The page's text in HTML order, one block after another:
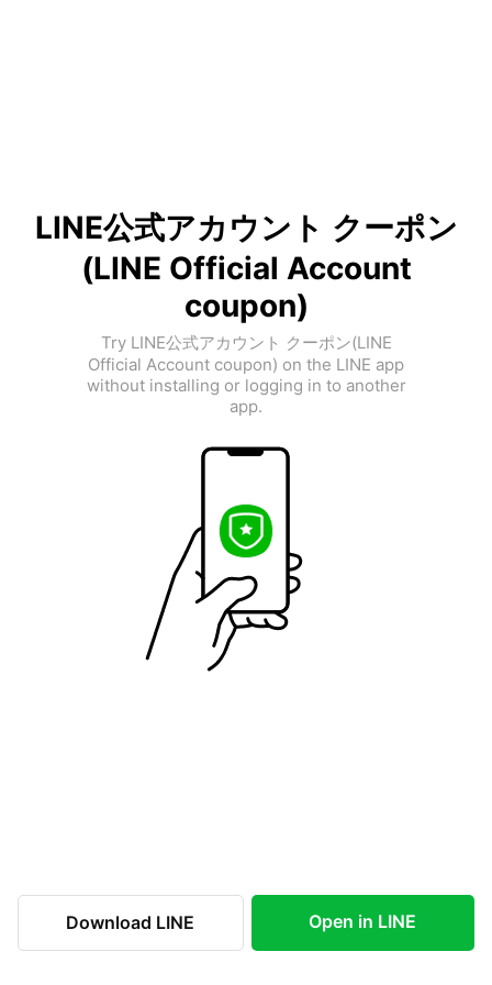
LINE公式アカウント クーポン
(LINE Official Account
coupon)
Try LINE公式アカウント クーポン(LINE
Official Account coupon) on the LINE app
without installing or logging in to another
app.
Download LINE Open in LINE